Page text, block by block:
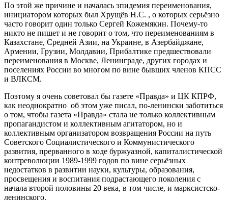
По этой же причине и началась эпидемия переименования,
инициатором которых был Хрущёв Н.С. , о которых серьёзно
часто говорит один только Сергей Кожемякин. Почему-то
никто не пишет и не говорит о том, что переименованиям в
Казахстане, Средней Азии, на Украине, в Азербайджане,
Армении, Грузии, Молдавии, Прибалтике предшествовали
переименования в Москве, Ленинграде, других городах и
поселениях России во многом по вине бывших членов КПСС
и ВЛКСМ.
Поэтому я очень советовал бы газете «Правда» и ЦК КПРФ,
как неоднократно об этом уже писал, по-ленински заботиться
о том, чтобы газета «Правда» стала не только коллективным
пропагандистом и коллективным агитатором, но и
коллективным организатором возвращения России на путь
Советского Социалистического и Коммунистического
развития, прерванного в ходе буржуазной, капиталистической
контреволюции 1989-1999 годов по вине серьёзных
недостатков в развитии науки, культуры, образования,
просвещения и воспитания подрастающего поколения с
начала второй половины 20 века, в том числе, и марксистско-
ленинского.